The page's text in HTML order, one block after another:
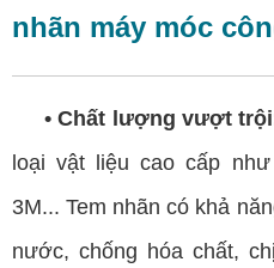
nhãn máy móc
• Chất lượng vượt
loại vật liệu cao cấp
3M... Tem nhãn có khả
nước, chống hóa chất,